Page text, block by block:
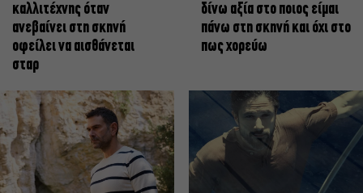
καλλιτέχνης όταν
ανεβαίνει στη σκηνή
οφείλει να αισθάνεται
σταρ
δίνω αξία στο ποιος είμαι
πάνω στη σκηνή και όχι στο
πως χορεύω